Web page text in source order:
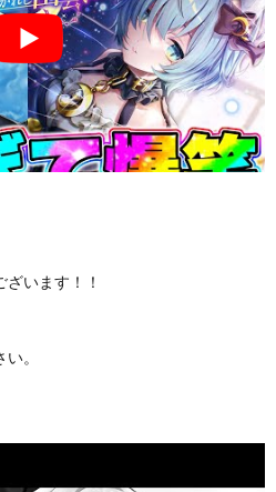
います！！
。